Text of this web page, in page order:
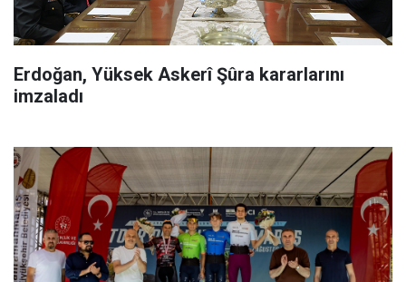
Erdoğan, Yüksek Askerî Şûra kararlarını
imzaladı